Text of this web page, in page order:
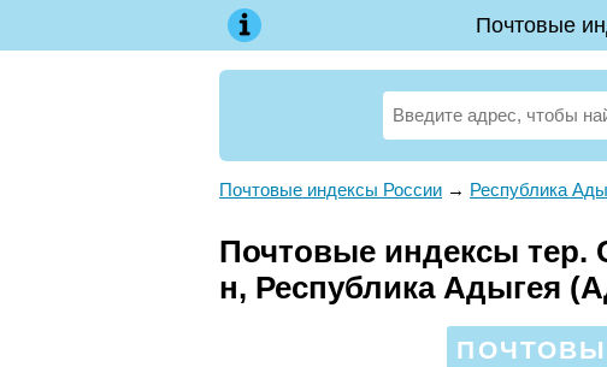
Почтовые
Почтовые индексы России → Республика
Почтовые индексы тер.
н, Республика Адыгея